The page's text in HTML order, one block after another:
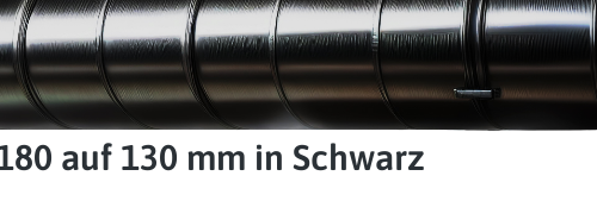
auf 130 mm in Schwarz